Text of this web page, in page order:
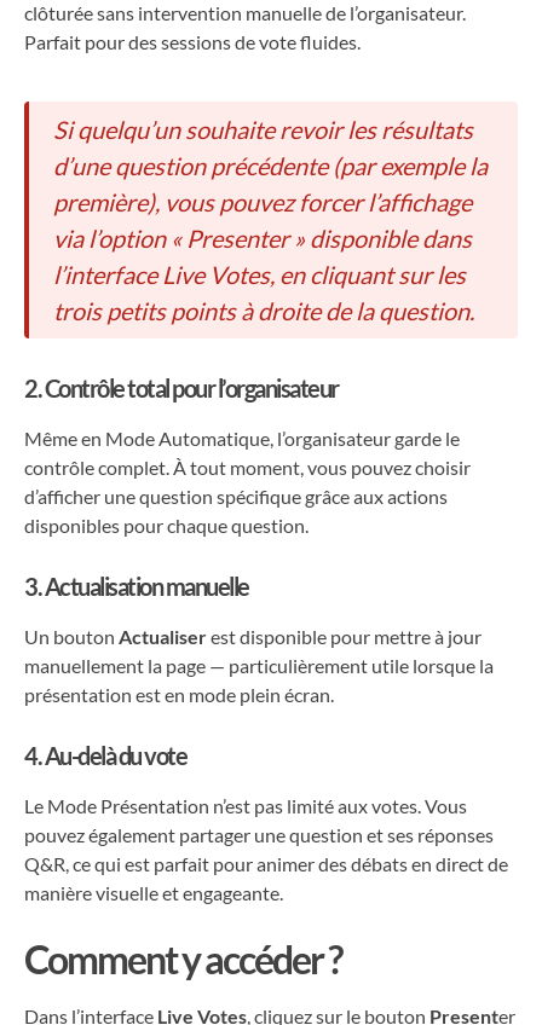
clôturée sans intervention manuelle de l’organisateur.
Parfait pour des sessions de vote fluides.
Si quelqu’un souhaite revoir les résultats
d’une question précédente (par exemple la
première), vous pouvez forcer l’affichage
via l’option « Presenter » disponible dans
l’interface Live Votes, en cliquant sur les
trois petits points à droite de la question.
2. Contrôle total pour l’organisateur
Même en Mode Automatique, l’organisateur garde le
contrôle complet. À tout moment, vous pouvez choisir
d’afficher une question spécifique grâce aux actions
disponibles pour chaque question.
3. Actualisation manuelle
Un bouton Actualiserest disponible pour mettre à jour
manuellement la page — particulièrement utile lorsque la
présentation est en mode plein écran.
4. Au-delà du vote
Le Mode Présentation n’est pas limité aux votes. Vous
pouvez également partager une question et ses réponses
Q&R, ce qui est parfait pour animer des débats en direct de
manière visuelle et engageante.
Comment y accéder ?
Dans l’interface Live Votes, cliquez sur le bouton Presenter